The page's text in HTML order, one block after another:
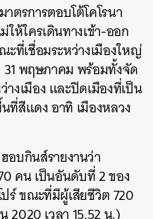
ตรการตอบโต้โคโรนา
ห้ใครเดินทางเข้า-ออก
ที่เชื่อมระหว่างเมืองใหญ่
31 พฤษภาคม พร้อมทั้งจัด
งเมือง และปิดเมืองที่เป็น
สีแดง อาทิ เมืองหลวง
บกินส์รายงานว่า
คน เป็นอันดับที่ 2 ของ
ร์ ขณะที่มีผู้เสียชีวิต 720